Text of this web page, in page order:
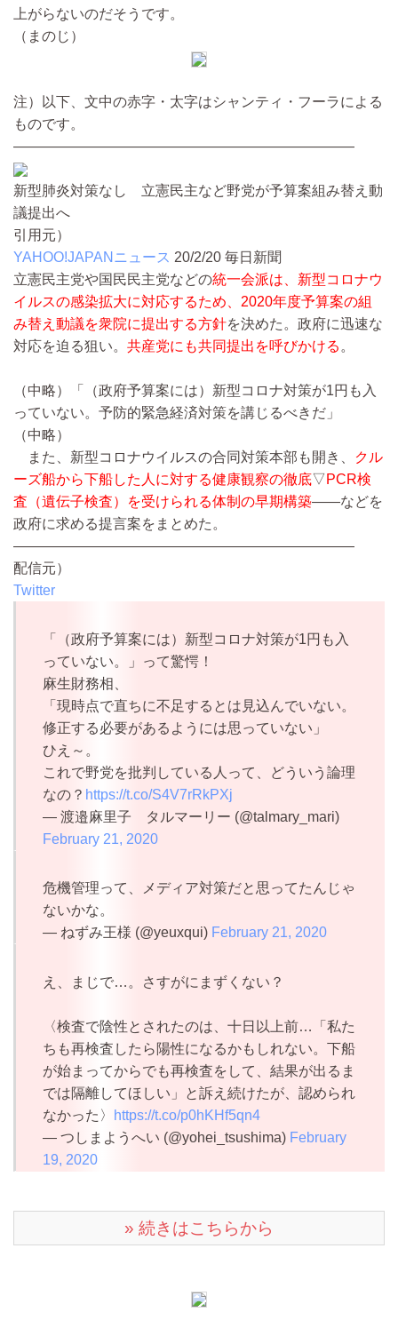
上がらないのだそうです。
（まのじ）
注）以下、文中の赤字・太字はシャンティ・フーラによる
ものです。
————————————————————————
新型肺炎対策なし 立憲民主など野党が予算案組み替え動
議提出へ
引用元）
YAHOO!JAPANニュース 20/2/20 毎日新聞
立憲民主党や国民民主党などの統一会派は、新型コロナウ
イルスの感染拡大に対応するため、2020年度予算案の組
み替え動議を衆院に提出する方針を決めた。政府に迅速な
対応を迫る狙い。 共産党にも共同提出を呼びかける 。
（中略）
「（政府予算案には）新型コロナ対策が1円も入
っていない。予防的緊急経済対策を講じるべきだ」
（中略）
また、新型コロナウイルスの合同対策本部も開き、
クル
ーズ船から下船した人に対する健康観察の徹底▽ PCR検
査（遺伝子検査）を受けられる体制の早期構築――などを
政府に求める提言案をまとめた。
————————————————————————
配信元）
Twitter
「（政府予算案には）新型コロナ対策が1円も入
っていない。」って驚愕！
麻生財務相、
「現時点で直ちに不足するとは見込んでいない。
修正する必要があるようには思っていない」
ひえ～。
これで野党を批判している人って、どういう論理
なの？ https://t.co/S4V7rRkPXj
— 渡邉麻里子 タルマーリー (@talmary_mari)
February 21, 2020
危機管理って、メディア対策だと思ってたんじゃ
ないかな。
— ねずみ王様 (@yeuxqui) February 21, 2020
え、まじで…。さすがにまずくない？
〈検査で陰性とされたのは、十日以上前…「私た
ちも再検査したら陽性になるかもしれない。下船
が始まってからでも再検査をして、結果が出るま
では隔離してほしい」と訴え続けたが、認められ
なかった〉
https://t.co/p0hKHf5qn4
— つしまようへい (@yohei_tsushima) February
19, 2020
» 続きはこちらから